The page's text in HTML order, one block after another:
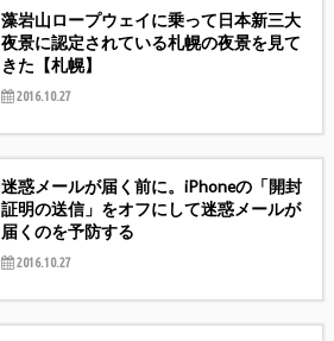
藻岩山ロープウェイに乗って日本新三大
夜景に認定されている札幌の夜景を見て
きた【札幌】
2016.10.27
迷惑メールが届く前に。iPhoneの「開封
証明の送信」をオフにして迷惑メールが
届くのを予防する
2016.10.27